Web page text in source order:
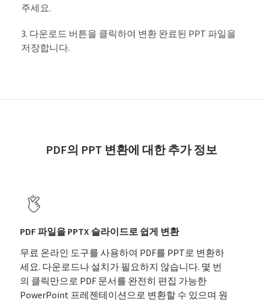
주세요.
다운로드 버튼을 클릭하여 변환 완료된 PPT 파일을
저장합니다.
PDF의 PPT 변환에 대한 추가 정보
PDF 파일을 PPTX 슬라이드로 쉽게 변환
무료 온라인 도구를 사용하여 PDF를 PPT로 변환하
세요. 다운로드나 설치가 필요하지 않습니다. 몇 번
의 클릭만으로 PDF 문서를 완전히 편집 가능한
PowerPoint 프레젠테이션으로 변환할 수 있으며 원